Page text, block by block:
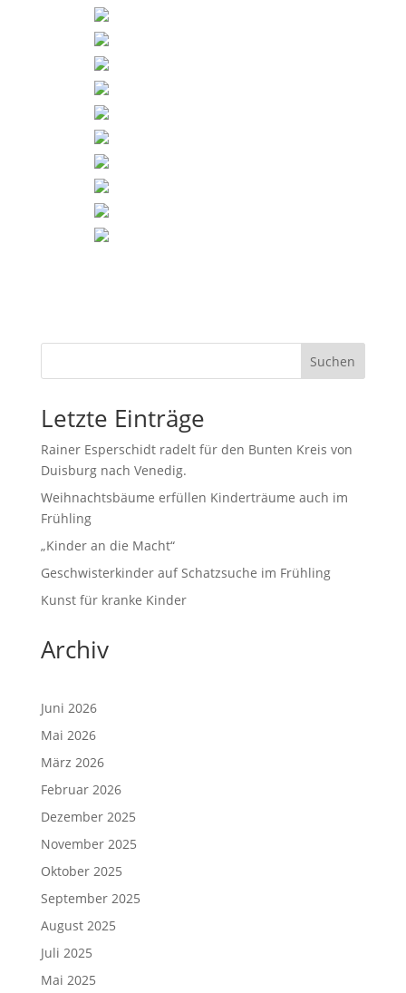
Suchen
Letzte Einträge
Rainer Esperschidt radelt für den Bunten Kreis von
Duisburg nach Venedig.
Weihnachtsbäume erfüllen Kinderträume auch im
Frühling
„Kinder an die Macht“
Geschwisterkinder auf Schatzsuche im Frühling
Kunst für kranke Kinder
Archiv
Juni 2026
Mai 2026
März 2026
Februar 2026
Dezember 2025
November 2025
Oktober 2025
September 2025
August 2025
Juli 2025
Mai 2025